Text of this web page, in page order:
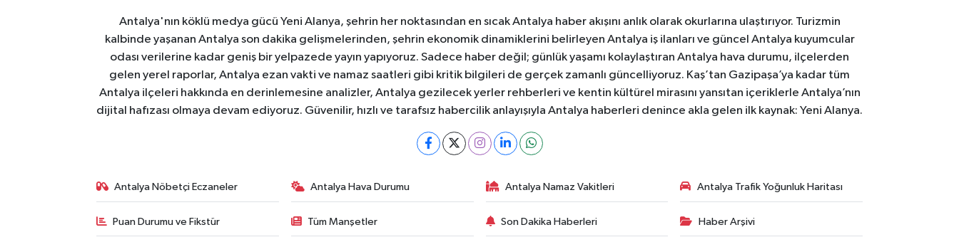
Antalya'nın köklü medya gücü Yeni Alanya, şehrin her noktasından en sıcak Antalya haber akışını anlık olarak okurlarına ulaştırıyor. Turizmin
kalbinde yaşanan Antalya son dakika gelişmelerinden, şehrin ekonomik dinamiklerini belirleyen Antalya iş ilanları ve güncel Antalya kuyumcular
odası verilerine kadar geniş bir yelpazede yayın yapıyoruz. Sadece haber değil; günlük yaşamı kolaylaştıran Antalya hava durumu, ilçelerden
gelen yerel raporlar, Antalya ezan vakti ve namaz saatleri gibi kritik bilgileri de gerçek zamanlı güncelliyoruz. Kaş’tan Gazipaşa’ya kadar tüm
Antalya ilçeleri hakkında en derinlemesine analizler, Antalya gezilecek yerler rehberleri ve kentin kültürel mirasını yansıtan içeriklerle Antalya’nın
dijital hafızası olmaya devam ediyoruz. Güvenilir, hızlı ve tarafsız habercilik anlayışıyla Antalya haberleri denince akla gelen ilk kaynak: Yeni Alanya.
Antalya Nöbetçi Eczaneler Antalya Hava Durumu Antalya Namaz Vakitleri Antalya Trafik Yoğunluk Haritası
Puan Durumu ve Fikstür Tüm Manşetler Son Dakika Haberleri Haber Arşivi